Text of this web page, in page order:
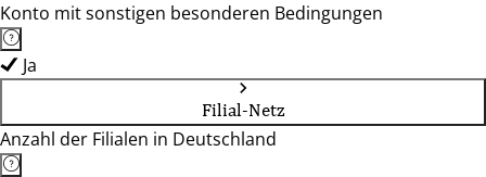
Konto mit sonstigen besonderen Bedingungen
Ja
Filial-Netz
Anzahl der Filialen in Deutschland